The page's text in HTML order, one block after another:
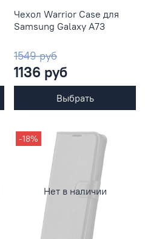
Чехол Warrior Case для
Samsung Galaxy A73
1549 руб
1136 руб
Выбрать
Нет в наличии
-18%